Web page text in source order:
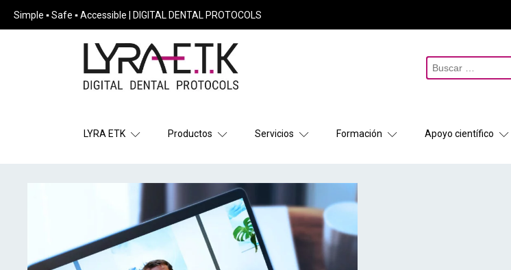
Simple ▪ Safe ▪ Accessible | DIGITAL DENTAL PROTOCOLS
Buscar:
LYRA ETK Productos Servicios Formación Apoyo científico